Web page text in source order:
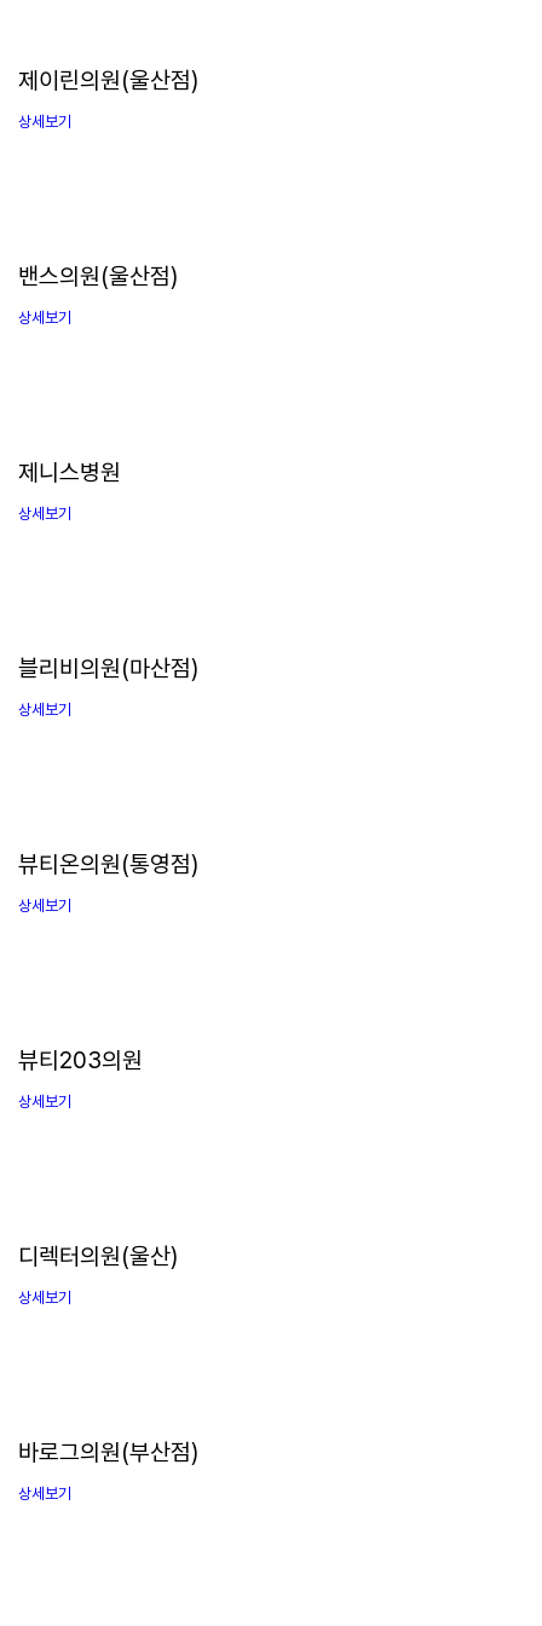
제이린의원(울산점)
상세보기
밴스의원(울산점)
상세보기
제니스병원
상세보기
블리비의원(마산점)
상세보기
뷰티온의원(통영점)
상세보기
뷰티203의원
상세보기
디렉터의원(울산)
상세보기
바로그의원(부산점)
상세보기